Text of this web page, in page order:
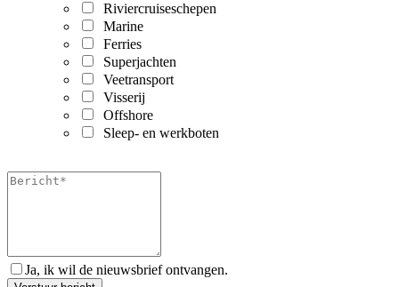
Riviercruiseschepen
Marine
Ferries
Superjachten
Veetransport
Visserij
Offshore
Sleep- en werkboten
Ja, ik wil de nieuwsbrief ontvangen.